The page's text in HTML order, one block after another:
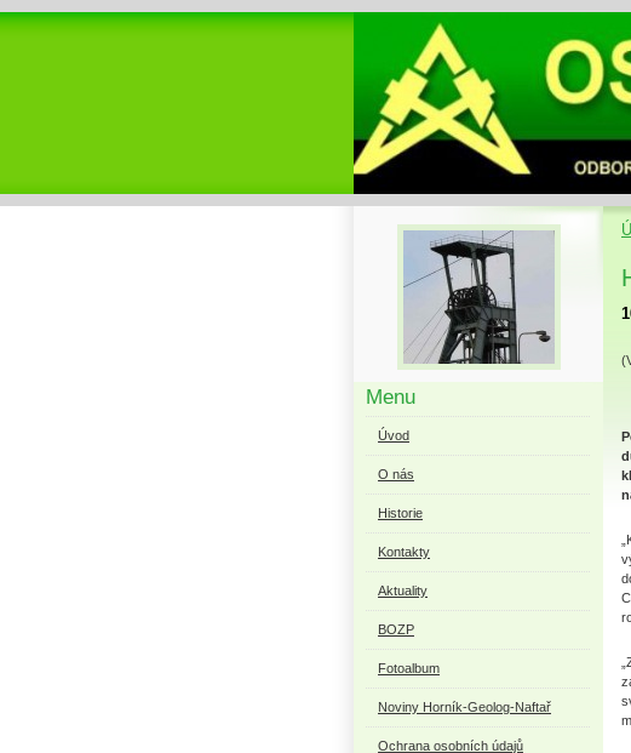
Menu
Úvod
O nás
Historie
Kontakty
Aktuality
BOZP
Fotoalbum
Noviny Horník-Geolog-Naftař
Ochrana osobních údajů